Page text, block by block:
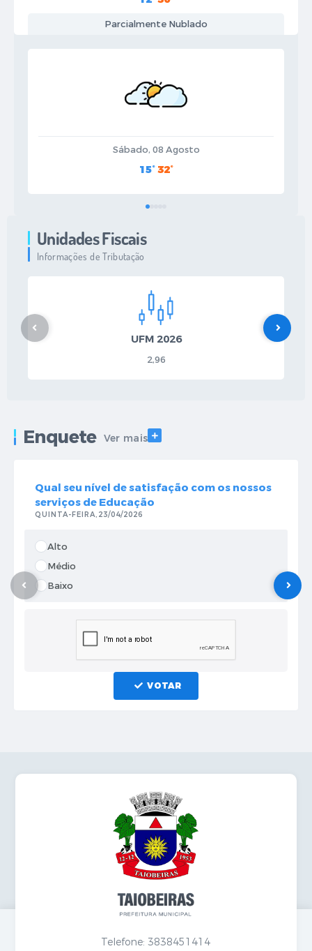
Parcialmente Nublado
Sábado, 08 Agosto
15°32°
Unidades Fiscais
Informações de Tributação
UFM 2026
2,96
Enquete Ver mais
QUINTA-FEIRA 23/04/2026
Qual seu nível de satisfação com os nossos
serviços de Educação
Alto
Médio
Baixo
VOTAR
Telefone: 3838451414